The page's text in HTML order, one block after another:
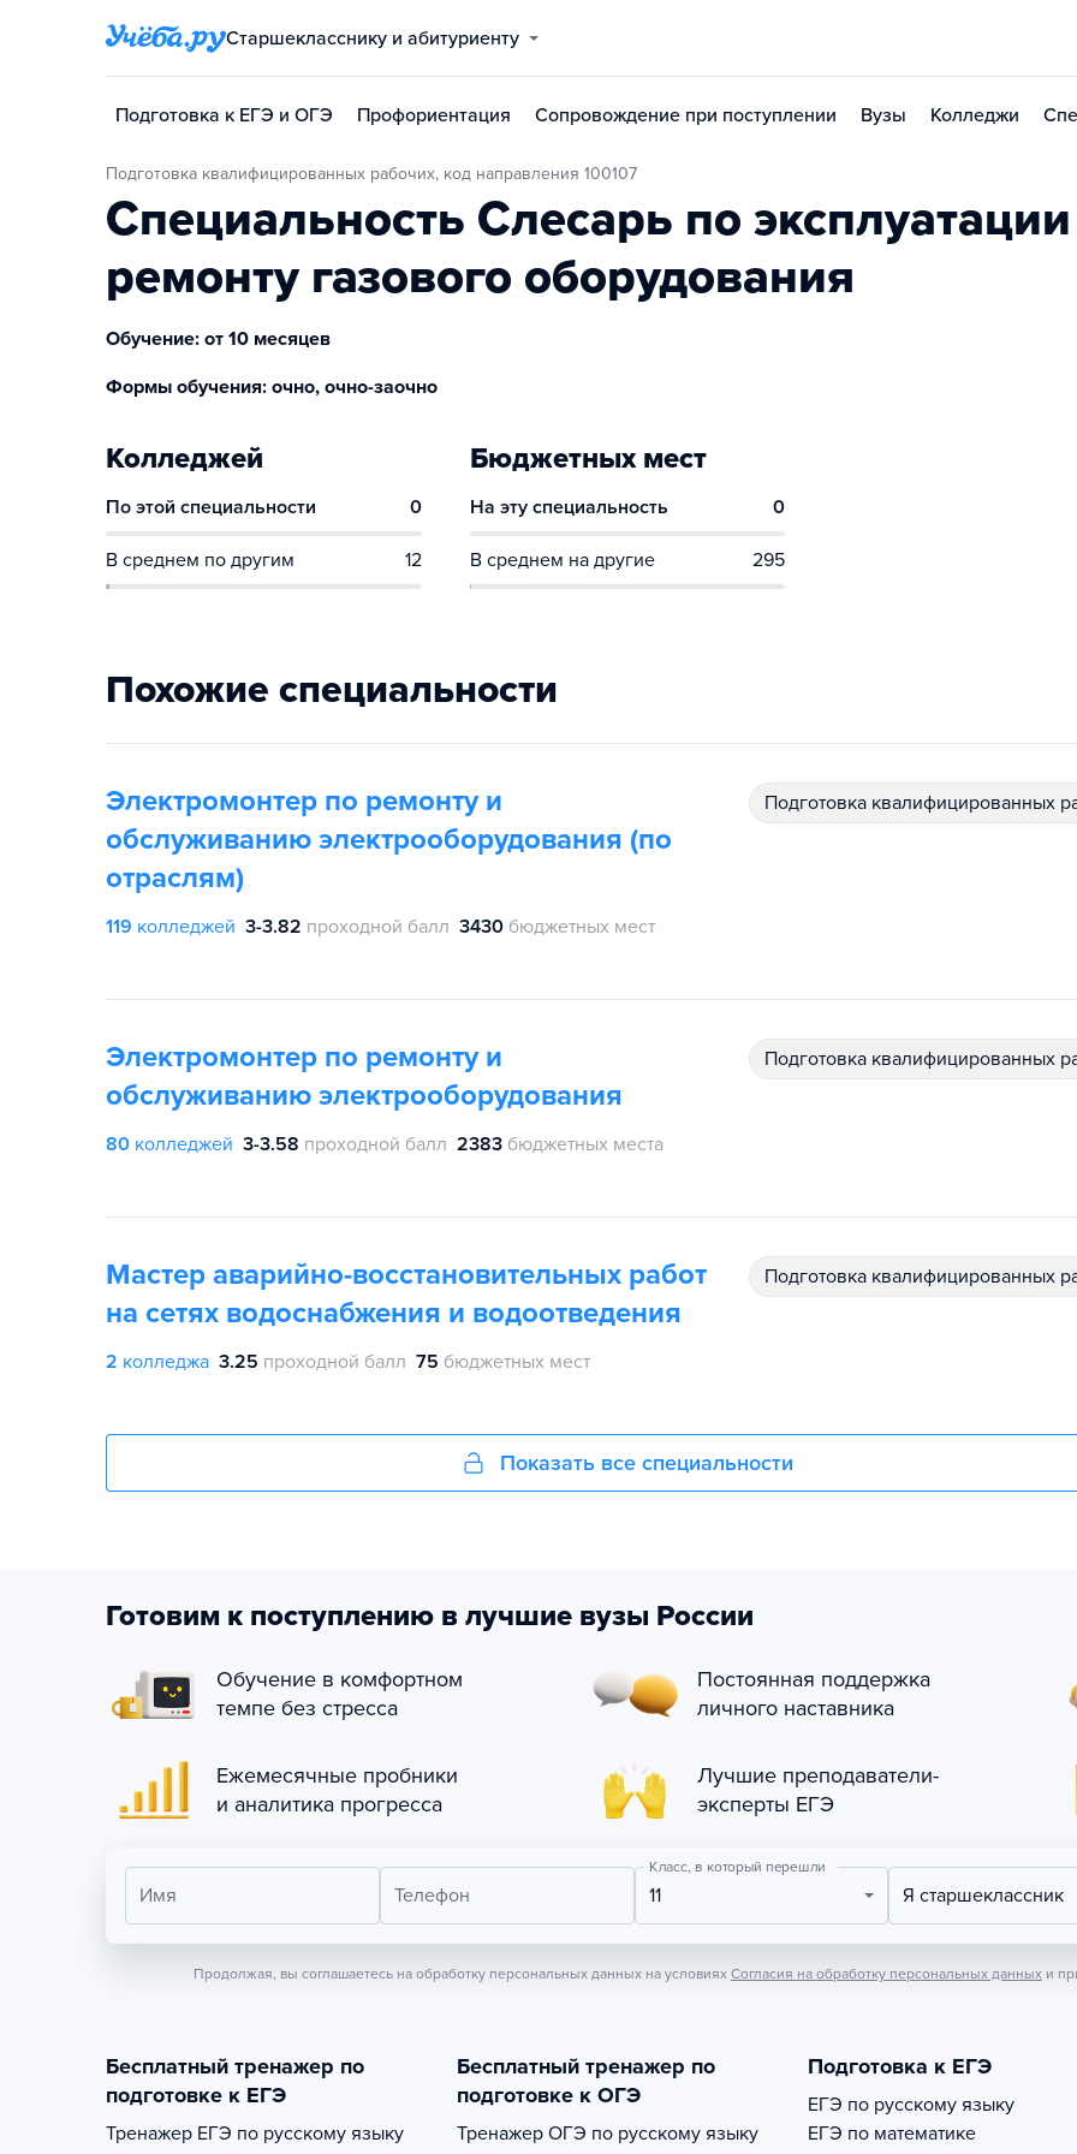
Старшекласснику и абитуриенту
Подготовка к ЕГЭ и ОГЭ Профориентация Сопровождение при поступлении Вузы Колледжи
Подготовка квалифицированных рабочих, код направления 100107
Специальность Слесарь по
ремонту газового оборудования
Обучение: от 10 месяцев
Формы обучения: очно, очно-заочно
Колледжей
По этой специальности 0
В среднем по другим 12
Бюджетных мест
На эту специальность 0
В среднем на другие 295
Похожие специальности
Электромонтер по ремонту и
обслуживанию электрооборудования (по
отраслям)
подготовка квалифицированных
119 колледжей 3-3.82 проходной балл 3430 бюджетных мест
Электромонтер по ремонту и
обслуживанию электрооборудования
подготовка квалифицированных
80 колледжей 3-3.58 проходной балл 2383 бюджетных места
Мастер аварийно-восстановительных работ
на сетях водоснабжения и водоотведения
подготовка квалифицированных
2 колледжа 3.25 проходной балл 75 бюджетных мест
Показать все специальности
Готовим к поступлению в лучшие вузы России
Обучение в комфортном
темпе без стресса
Постоянная поддержка
личного наставника
Ежемесячные пробники
и аналитика прогресса
Лучшие преподаватели-
эксперты ЕГЭ
Имя Телефон
Класс, в который перешли
11 Я старшеклассник
Продолжая, вы соглашаетесь на обработку персональных данных на условиях Согласия на обработку персональных данных и
Бесплатный тренажер по
подготовке к ЕГЭ
Тренажер ЕГЭ по русскому языку
Бесплатный тренажер по
подготовке к ОГЭ
Тренажер ОГЭ по русскому языку
Подготовка к ЕГЭ
ЕГЭ по русскому языку
ЕГЭ по математике